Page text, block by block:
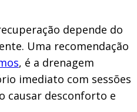
depende do
Uma recomendação
, é a drenagem
imediato com sessões
causar desconforto e